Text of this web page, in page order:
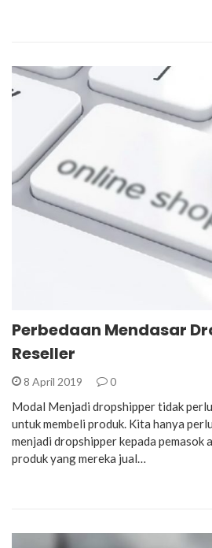
Perbedaan Mendasar
Reseller
8 April 2019 0
Modal Menjadi dropshipper tidak
untuk membeli produk. Kita hanya
menjadi dropshipper kepada pemasok
produk yang mereka jual…